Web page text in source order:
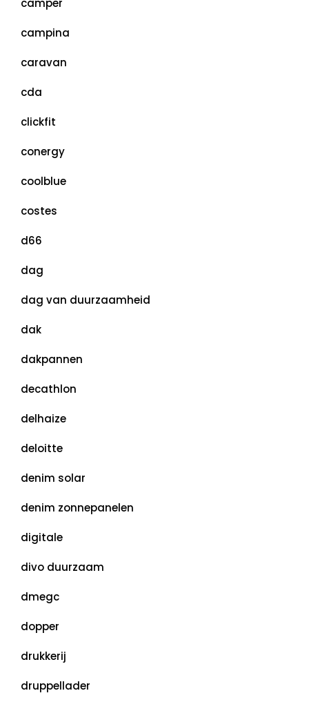
camper
campina
caravan
cda
clickfit
conergy
coolblue
costes
d66
dag
dag van duurzaamheid
dak
dakpannen
decathlon
delhaize
deloitte
denim solar
denim zonnepanelen
digitale
divo duurzaam
dmegc
dopper
drukkerij
druppellader